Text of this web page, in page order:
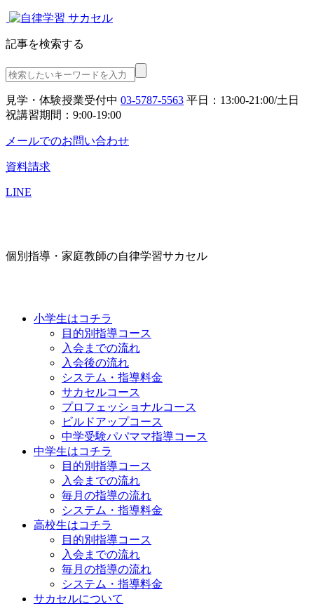
記事を検索する
見学・体験授業受付中 03-5787-5563 平日：13:00-21:00/土日
祝講習期間：9:00-19:00
メールでのお問い合わせ
資料請求
LINE
個別指導・家庭教師の自律学習サカセル
小学生はコチラ
目的別指導コース
入会までの流れ
入会後の流れ
システム・指導料金
サカセルコース
プロフェッショナルコース
ビルドアップコース
中学受験パパママ指導コース
中学生はコチラ
目的別指導コース
入会までの流れ
毎月の指導の流れ
システム・指導料金
高校生はコチラ
目的別指導コース
入会までの流れ
毎月の指導の流れ
システム・指導料金
サカセルについて